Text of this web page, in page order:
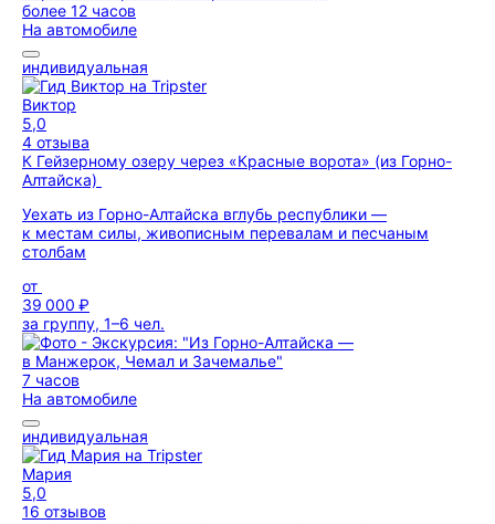
более 12 часов
На автомобиле
индивидуальная
Виктор
5,0
4 отзыва
К Гейзерному озеру через «Красные ворота» (из Горно-
Алтайска)
Уехать из Горно-Алтайска вглубь республики —
к местам силы, живописным перевалам и песчаным
столбам
от
39 000 ₽
за группу, 1–6 чел.
7 часов
На автомобиле
индивидуальная
Мария
5,0
16 отзывов